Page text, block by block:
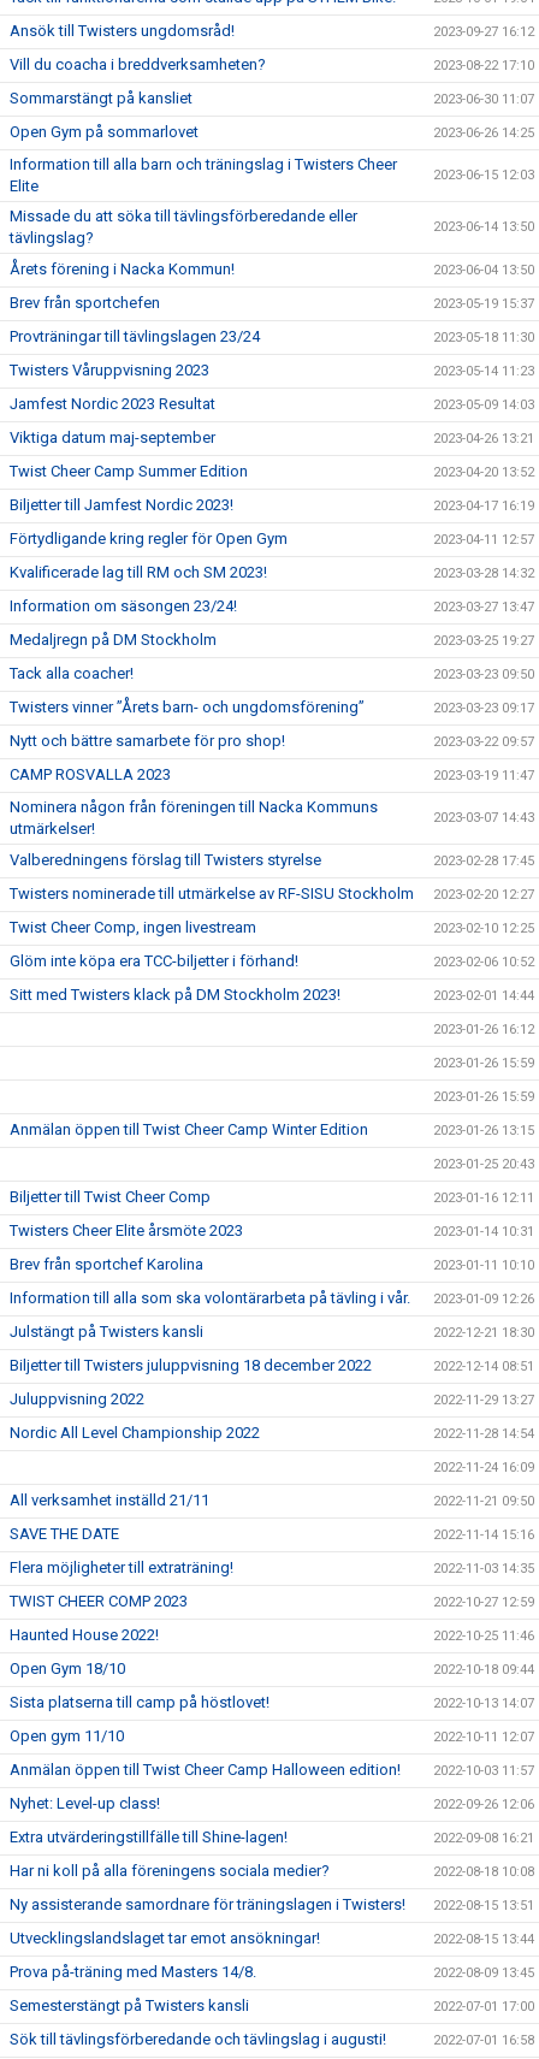
Ansök till Twisters ungdomsråd! 2023-09-27 16:12
Vill du coacha i breddverksamheten? 2023-08-22 17:10
Sommarstängt på kansliet 2023-06-30 11:07
Open Gym på sommarlovet 2023-06-26 14:25
Information till alla barn och träningslag i Twisters Cheer
Elite
2023-06-15 12:03
Missade du att söka till tävlingsförberedande eller
tävlingslag?
2023-06-14 13:50
Årets förening i Nacka Kommun! 2023-06-04 13:50
Brev från sportchefen 2023-05-19 15:37
Provträningar till tävlingslagen 23/24 2023-05-18 11:30
Twisters Våruppvisning 2023 2023-05-14 11:23
Jamfest Nordic 2023 Resultat 2023-05-09 14:03
Viktiga datum maj-september 2023-04-26 13:21
Twist Cheer Camp Summer Edition 2023-04-20 13:52
Biljetter till Jamfest Nordic 2023! 2023-04-17 16:19
Förtydligande kring regler för Open Gym 2023-04-11 12:57
Kvalificerade lag till RM och SM 2023! 2023-03-28 14:32
Information om säsongen 23/24! 2023-03-27 13:47
Medaljregn på DM Stockholm 2023-03-25 19:27
Tack alla coacher! 2023-03-23 09:50
Twisters vinner ”Årets barn- och ungdomsförening” 2023-03-23 09:17
Nytt och bättre samarbete för pro shop! 2023-03-22 09:57
CAMP ROSVALLA 2023 2023-03-19 11:47
Nominera någon från föreningen till Nacka Kommuns
utmärkelser!
2023-03-07 14:43
Valberedningens förslag till Twisters styrelse 2023-02-28 17:45
Twisters nominerade till utmärkelse av RF-SISU Stockholm 2023-02-20 12:27
Twist Cheer Comp, ingen livestream 2023-02-10 12:25
Glöm inte köpa era TCC-biljetter i förhand! 2023-02-06 10:52
Sitt med Twisters klack på DM Stockholm 2023! 2023-02-01 14:44
2023-01-26 16:12
2023-01-26 15:59
2023-01-26 15:59
Anmälan öppen till Twist Cheer Camp Winter Edition 2023-01-26 13:15
2023-01-25 20:43
Biljetter till Twist Cheer Comp 2023-01-16 12:11
Twisters Cheer Elite årsmöte 2023 2023-01-14 10:31
Brev från sportchef Karolina 2023-01-11 10:10
Information till alla som ska volontärarbeta på tävling i vår. 2023-01-09 12:26
Julstängt på Twisters kansli 2022-12-21 18:30
Biljetter till Twisters juluppvisning 18 december 2022 2022-12-14 08:51
Juluppvisning 2022 2022-11-29 13:27
Nordic All Level Championship 2022 2022-11-28 14:54
2022-11-24 16:09
All verksamhet inställd 21/11 2022-11-21 09:50
SAVE THE DATE 2022-11-14 15:16
Flera möjligheter till extraträning! 2022-11-03 14:35
TWIST CHEER COMP 2023 2022-10-27 12:59
Haunted House 2022! 2022-10-25 11:46
Open Gym 18/10 2022-10-18 09:44
Sista platserna till camp på höstlovet! 2022-10-13 14:07
Open gym 11/10 2022-10-11 12:07
Anmälan öppen till Twist Cheer Camp Halloween edition! 2022-10-03 11:57
Nyhet: Level-up class! 2022-09-26 12:06
Extra utvärderingstillfälle till Shine-lagen! 2022-09-08 16:21
Har ni koll på alla föreningens sociala medier? 2022-08-18 10:08
Ny assisterande samordnare för träningslagen i Twisters! 2022-08-15 13:51
Utvecklingslandslaget tar emot ansökningar! 2022-08-15 13:44
Prova på-träning med Masters 14/8. 2022-08-09 13:45
Semesterstängt på Twisters kansli 2022-07-01 17:00
Sök till tävlingsförberedande och tävlingslag i augusti! 2022-07-01 16:58